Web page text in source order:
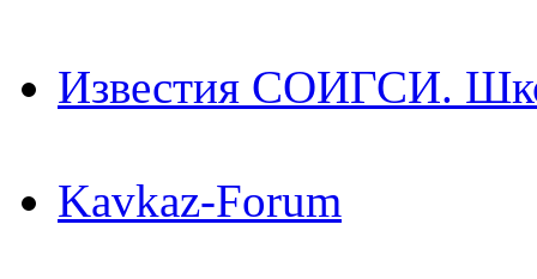
Известия СОИГСИ.
Kavkaz-Forum